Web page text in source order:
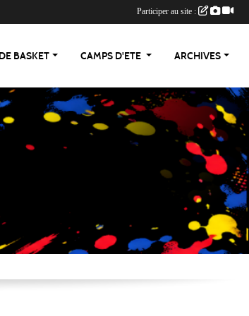
BASKET CAMPS D'ETE ARCHIVES
Participer au site :